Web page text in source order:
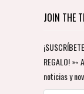
JOIN THE
REGALO! ➳
noticias y